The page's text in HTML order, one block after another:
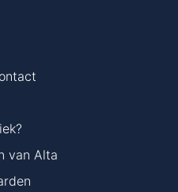
van Alta